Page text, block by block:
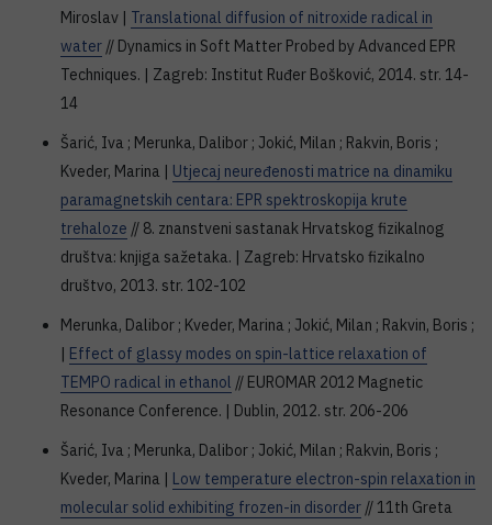
Miroslav | Translational diffusion of nitroxide radical in
water // Dynamics in Soft Matter Probed by Advanced EPR
Techniques. | Zagreb: Institut Ruđer Bošković, 2014. str. 14-
14
Šarić, Iva ; Merunka, Dalibor ; Jokić, Milan ; Rakvin, Boris ;
Kveder, Marina | Utjecaj neuređenosti matrice na dinamiku
paramagnetskih centara: EPR spektroskopija krute
trehaloze // 8. znanstveni sastanak Hrvatskog fizikalnog
društva: knjiga sažetaka. | Zagreb: Hrvatsko fizikalno
društvo, 2013. str. 102-102
Merunka, Dalibor ; Kveder, Marina ; Jokić, Milan ; Rakvin, Boris ;
| Effect of glassy modes on spin-lattice relaxation of
TEMPO radical in ethanol // EUROMAR 2012 Magnetic
Resonance Conference. | Dublin, 2012. str. 206-206
Šarić, Iva ; Merunka, Dalibor ; Jokić, Milan ; Rakvin, Boris ;
Kveder, Marina | Low temperature electron-spin relaxation in
molecular solid exhibiting frozen-in disorder // 11th Greta